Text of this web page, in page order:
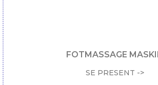
FOTMASSAGE
SE PRESENT ->